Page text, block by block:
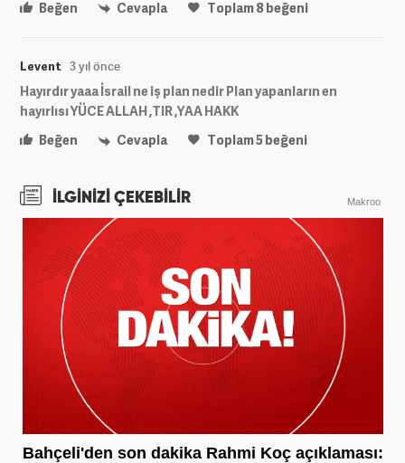
Beğen
Cevapla Toplam8beğeni
Levent 3 yıl önce
Hayırdır yaaa İsrail ne iş plan nedir Plan yapanların en
hayırlısı YÜCE ALLAH ,TIR ,YAA HAKK
Beğen
Cevapla Toplam5beğeni
İLGİNİZİ ÇEKEBİLİR Makroo
Bahçeli'den son dakika Rahmi Koç açıklaması: